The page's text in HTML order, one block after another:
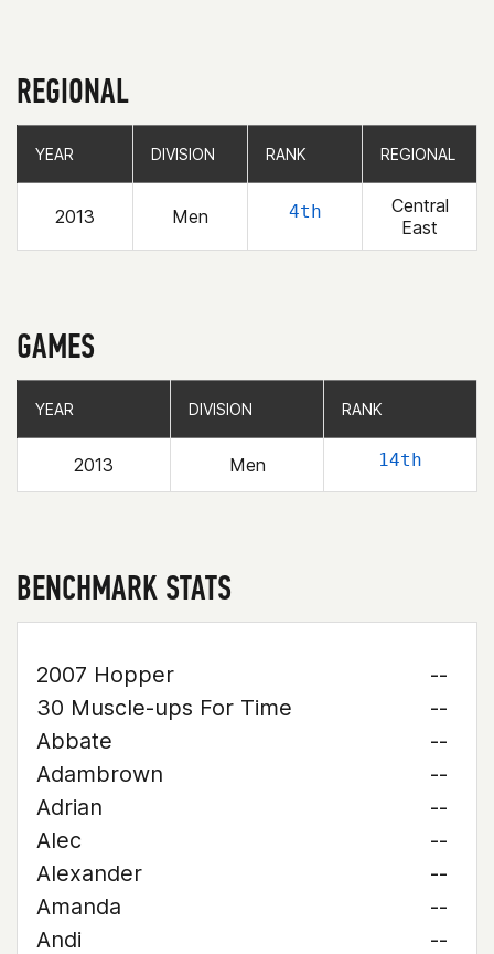
REGIONAL
YEAR DIVISION RANK REGIONAL
2013 Men 4th
Central
East
YEAR DIVISION RANK REGIONAL
GAMES
YEAR DIVISION RANK
2013 Men 14th
YEAR DIVISION RANK
BENCHMARK STATS
2007 Hopper
--
30 Muscle-ups For Time
--
Abbate
--
Adambrown
--
Adrian
--
Alec
--
Alexander
--
Amanda
--
Andi
--